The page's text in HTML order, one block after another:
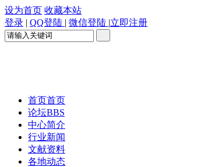
设为首页 收藏本站
登录 | QQ登陆 | 微信登陆 |立即注册
首页首页
论坛BBS
中心简介
行业新闻
文献资料
各地动态